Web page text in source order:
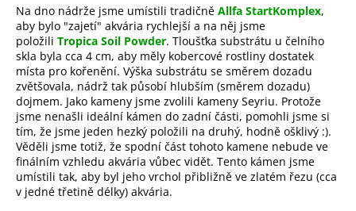
Na dno nádrže jsme umístili tradičně Allfa StartKomplex,
aby bylo "zajetí" akvária rychlejší a na něj jsme
položili Tropica Soil Powder. Tloušťka substrátu u čelního
skla byla cca 4 cm, aby měly kobercové rostliny dostatek
místa pro kořenění. Výška substrátu se směrem dozadu
zvětšovala, nádrž tak působí hlubším (směrem dozadu)
dojmem. Jako kameny jsme zvolili kameny Seyriu. Protože
jsme nenašli ideální kámen do zadní části, pomohli jsme si
tím, že jsme jeden hezký položili na druhý, hodně ošklivý :).
Věděli jsme totiž, že spodní část tohoto kamene nebude ve
finálním vzhledu akvária vůbec vidět. Tento kámen jsme
umístili tak, aby byl jeho vrchol přibližně ve zlatém řezu (cca
v jedné třetině délky) akvária.